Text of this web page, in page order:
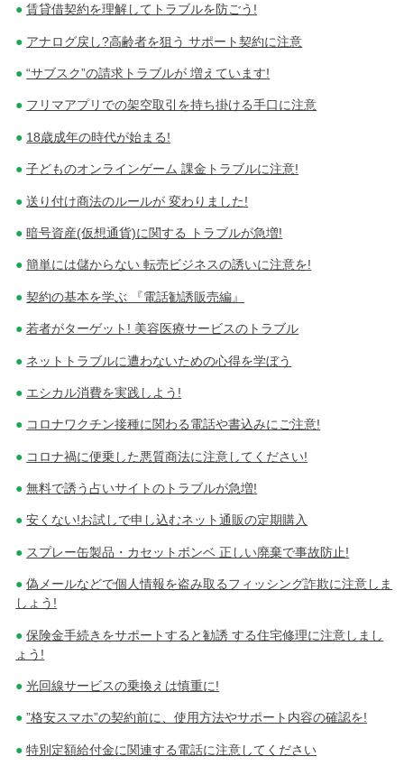
賃貸借契約を理解してトラブルを防ごう!
アナログ戻し?高齢者を狙う サポート契約に注意
“サブスク”の請求トラブルが 増えています!
フリマアプリでの架空取引を持ち掛ける手口に注意
18歳成年の時代が始まる!
子どものオンラインゲーム 課金トラブルに注意!
送り付け商法のルールが 変わりました!
暗号資産(仮想通貨)に関する トラブルが急増!
簡単には儲からない 転売ビジネスの誘いに注意を!
契約の基本を学ぶ 『電話勧誘販売編』
若者がターゲット! 美容医療サービスのトラブル
ネットトラブルに遭わないための心得を学ぼう
エシカル消費を実践しよう!
コロナワクチン接種に関わる電話や書込みにご注意!
コロナ禍に便乗した悪質商法に注意してください!
無料で誘う占いサイトのトラブルが急増!
安くない!お試しで申し込むネット通販の定期購入
スプレー缶製品・カセットボンベ 正しい廃棄で事故防止!
偽メールなどで個人情報を盗み取るフィッシング詐欺に注意しま
しょう!
保険金手続きをサポートすると勧誘 する住宅修理に注意しまし
ょう!
光回線サービスの乗換えは慎重に!
”格安スマホ”の契約前に、使用方法やサポート内容の確認を!
特別定額給付金に関連する電話に注意してください